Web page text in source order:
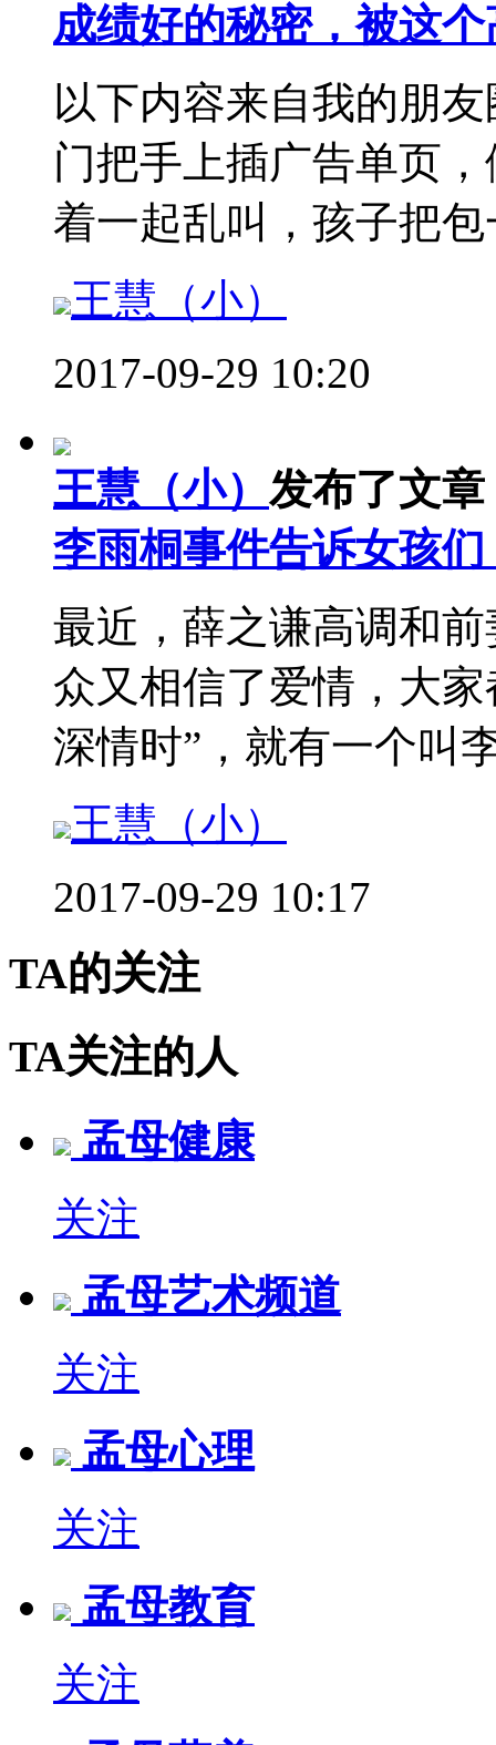
成绩好的秘密，被这
以下内容来自我的朋
门把手上插广告单页
着一起乱叫，孩子把
王慧（小）
2017-09-29 10:20
王慧（小） 发布了文章
李雨桐事件告诉女孩
最近，薛之谦高调和
众又相信了爱情，大
深情时”，就有一个叫
王慧（小）
2017-09-29 10:17
TA的关注
TA关注的人
孟母健康
关注
孟母艺术频道
关注
孟母心理
关注
孟母教育
关注